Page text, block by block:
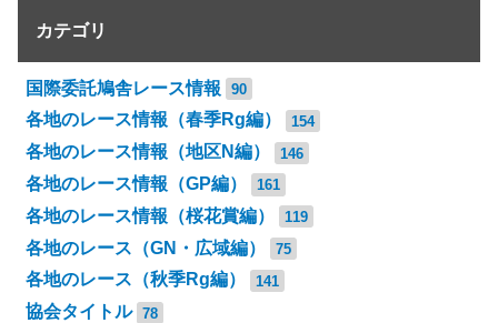
カテゴリ
国際委託鳩舎レース情報 90
各地のレース情報（春季Rg編） 154
各地のレース情報（地区N編） 146
各地のレース情報（GP編） 161
各地のレース情報（桜花賞編） 119
各地のレース（GN・広域編） 75
各地のレース（秋季Rg編） 141
協会タイトル 78